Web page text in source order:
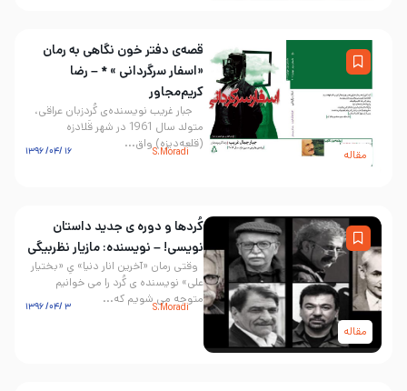
مقاله
قصه‌ی دفتر خون نگاهی به رمان
«اسفار سرگردانی » * – رضا
كريم‌مجاور
جبار غريب نویسنده‌ی کُردزبان عراقی،
متولد سال 1961 در شهر قَلادزه
(قلعه‌ديزه) واق...
S.Moradi ۱۶ /۰۴/ ۱۳۹۶
مقاله
کُردها و دوره ی جدید داستان
نویسی! – نویسنده: مازیار نظربیگی
وقتی رمان «آخرین انار دنیا» یِ «بختیار
علی» نویسنده ی کُرد را می خوانیم
متوجه می شویم که...
S.Moradi ۳ /۰۴/ ۱۳۹۶